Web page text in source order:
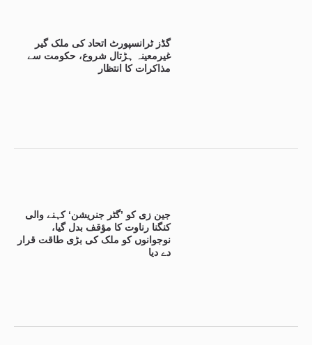
گڈز ٹرانسپورٹ اتحاد کی ملک گیر
غیرمعینہ ہڑتال شروع، حکومت سے
مذاکرات کا انتظار
جین زی کو ’گٹر جنریشن‘ کہنے والی
کنگنا رناوت کا مؤقف بدل گیا،
نوجوانوں کو ملک کی بڑی طاقت قرار
دے دیا